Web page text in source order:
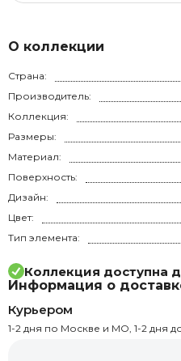
О коллекции
Страна:
Производитель:
Коллекция:
Размеры:
Материал:
Поверхность:
Дизайн:
Цвет:
Тип элемента:
Коллекция доступна
Информация о
Курьером
1-2 дня по Москве и МО, 1-2 дня